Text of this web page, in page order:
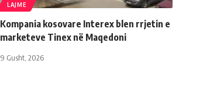
LAJME
Kompania kosovare Interex blen rrjetin e
marketeve Tinex në Maqedoni
9 Gusht, 2026